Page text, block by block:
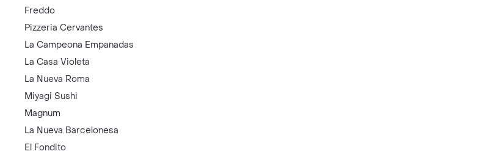
Freddo
Pizzeria Cervantes
La Campeona Empanadas
La Casa Violeta
La Nueva Roma
Miyagi Sushi
Magnum
La Nueva Barcelonesa
El Fondito